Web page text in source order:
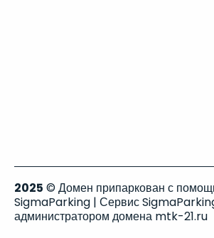
2025 © Домен припаркован с
SigmaParking | Сервис
администратором домена mtk-21.ru